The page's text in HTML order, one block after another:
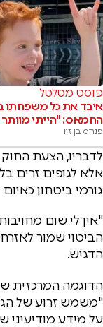
פוסט מטלטל
איבד את כל משפחתו
החמאס: "הייתי
פנחס בן זיו
לדבריו, הצעת
אלא לגופים זרים
גורמי ביטחון
"אין לי שום
הביטוי שמור
הדגיש.
הדוגמה המרכזית
"משמש זרוע של
על מידע מודיעיני